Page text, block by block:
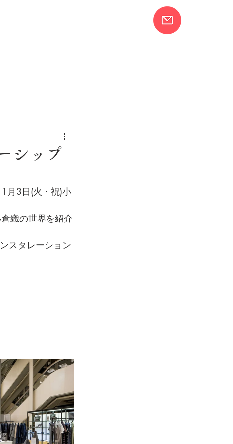
シップ
月3日(火・祝)小
織の世界を紹介
スタレーション